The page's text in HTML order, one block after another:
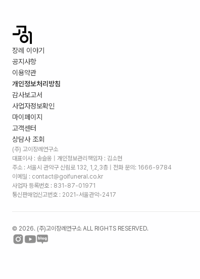
장례 이야기
공지사항
이용약관
개인정보처리방침
감사보고서
사업자정보확인
마이페이지
고객센터
상담사 조회
(주) 고이장례연구소
대표이사 : 송슬옹 | 개인정보관리책임자 : 김소현
주소 : 서울시 관악구 신림로 132, 1,2,3층 | 전화 문의: 1666-9784
이메일 : contact@goifuneral.co.kr
사업자 등록번호 : 831-87-01971
통신판매업신고번호 : 2021-서울관악-2417
© 2026. (주)고이장례연구소 ALL RIGHTS RESERVED.